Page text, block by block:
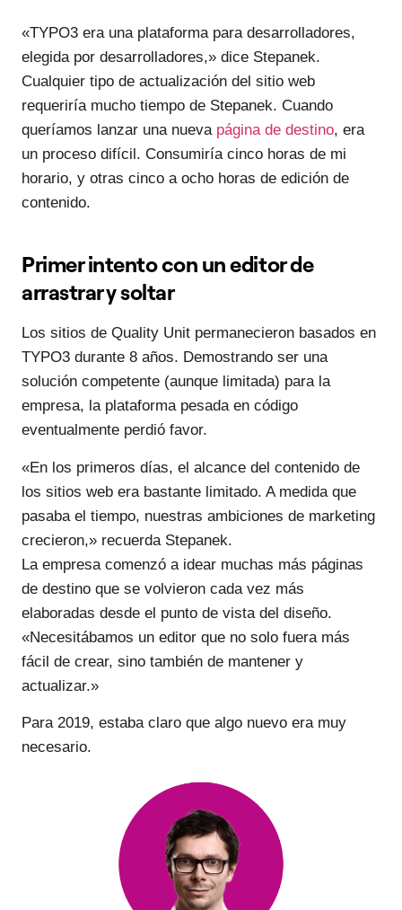
«TYPO3 era una plataforma para desarrolladores,
elegida por desarrolladores,» dice Stepanek.
Cualquier tipo de actualización del sitio web
requeriría mucho tiempo de Stepanek. Cuando
queríamos lanzar una nueva página de destino, era
un proceso difícil. Consumiría cinco horas de mi
horario, y otras cinco a ocho horas de edición de
contenido.
Primer intento con un editor de
arrastrar y soltar
Los sitios de Quality Unit permanecieron basados en
TYPO3 durante 8 años. Demostrando ser una
solución competente (aunque limitada) para la
empresa, la plataforma pesada en código
eventualmente perdió favor.
«En los primeros días, el alcance del contenido de
los sitios web era bastante limitado. A medida que
pasaba el tiempo, nuestras ambiciones de marketing
crecieron,» recuerda Stepanek.
La empresa comenzó a idear muchas más páginas
de destino que se volvieron cada vez más
elaboradas desde el punto de vista del diseño.
«Necesitábamos un editor que no solo fuera más
fácil de crear, sino también de mantener y
actualizar.»
Para 2019, estaba claro que algo nuevo era muy
necesario.